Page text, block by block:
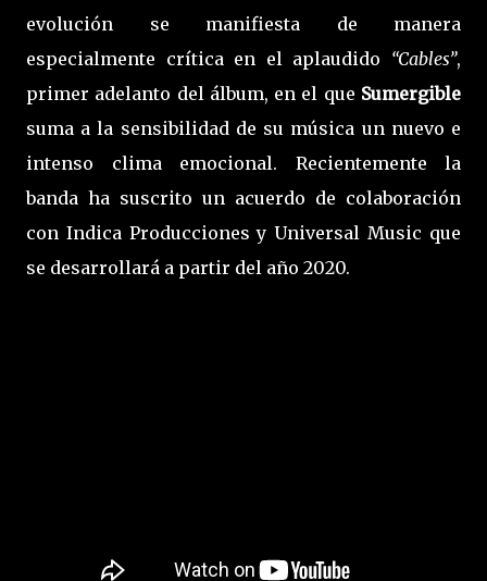
evolución se manifiesta de manera
especialmente crítica en el aplaudido “Cables”,
primer adelanto del álbum, en el que Sumergible
suma a la sensibilidad de su música un nuevo e
intenso clima emocional. Recientemente la
banda ha suscrito un acuerdo de colaboración
con Indica Producciones y Universal Music que
se desarrollará a partir del año 2020.